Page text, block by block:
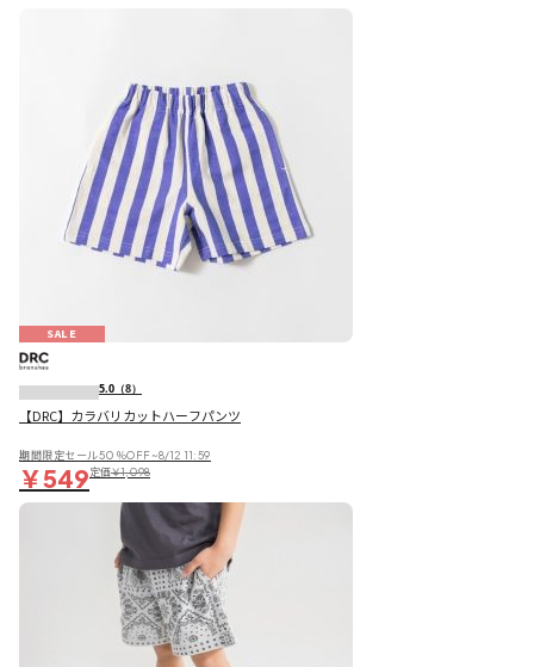
SALE
5.0 （8）
【DRC】カラバリカットハーフパンツ
期間限定セール50％OFF~8/12 11:59
￥549定価￥1,098